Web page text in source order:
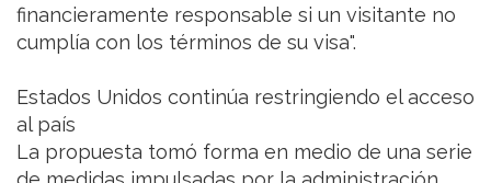
financieramente responsable si un visitante no
cumplía con los términos de su visa".
Estados Unidos continúa restringiendo el acceso
al país
La propuesta tomó forma en medio de una serie